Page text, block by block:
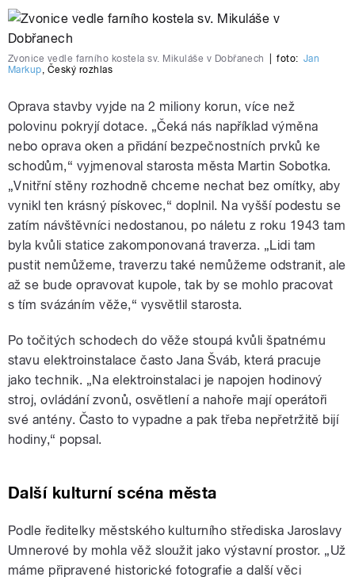
Zvonice vedle farního kostela sv. Mikuláše v Dobřanech foto: Jan
Markup, Český rozhlas
Oprava stavby vyjde na 2 miliony korun, více než
polovinu pokryjí dotace. „Čeká nás například výměna
nebo oprava oken a přidání bezpečnostních prvků ke
schodům,“ vyjmenoval starosta města Martin Sobotka.
„Vnitřní stěny rozhodně chceme nechat bez omítky, aby
vynikl ten krásný pískovec,“ doplnil. Na vyšší podestu se
zatím návštěvníci nedostanou, po náletu z roku 1943 tam
byla kvůli statice zakomponovaná traverza. „Lidi tam
pustit nemůžeme, traverzu také nemůžeme odstranit, ale
až se bude opravovat kupole, tak by se mohlo pracovat
s tím svázáním věže,“ vysvětlil starosta.
Po točitých schodech do věže stoupá kvůli špatnému
stavu elektroinstalace často Jana Šváb, která pracuje
jako technik. „Na elektroinstalaci je napojen hodinový
stroj, ovládání zvonů, osvětlení a nahoře mají operátoři
své antény. Často to vypadne a pak třeba nepřetržitě bijí
hodiny,“ popsal.
Další kulturní scéna města
Podle ředitelky městského kulturního střediska Jaroslavy
Umnerové by mohla věž sloužit jako výstavní prostor. „Už
máme připravené historické fotografie a další věci